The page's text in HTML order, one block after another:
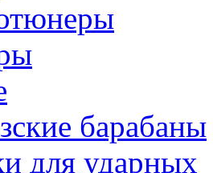
барабаны
для ударных